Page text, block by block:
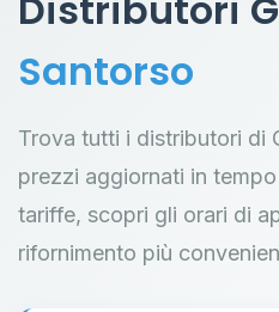
Santorso
Trova tutti i distributori di
prezzi aggiornati in
tariffe, scopri gli orari di
rifornimento più